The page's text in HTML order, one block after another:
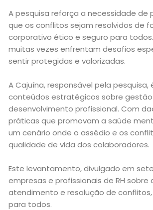
Bora
lá!
Casa
e
Decoração
Exclusiva
Homem
Mães
A pesquisa reforça a necessidade
que os conflitos sejam resolvidos de
corporativo ético e seguro para
muitas vezes enfrentam desafios
sentir protegidas e valorizadas.
A Cajuína, responsável pela
conteúdos estratégicos sobre
desenvolvimento profissional. Com
práticas que promovam a saúde
um cenário onde o assédio e os
qualidade de vida dos colaboradores.
Este levantamento, divulgado em
empresas e profissionais de RH
atendimento e resolução de
para todos.